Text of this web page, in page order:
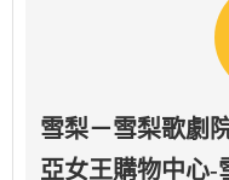
雪梨－雪梨歌劇
亞女王購物中心-